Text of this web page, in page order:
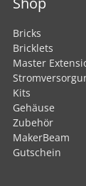
Bricks
Bricklets
Master
Kits
Gehäuse
Zubehör
MakerBeam
Gutschein